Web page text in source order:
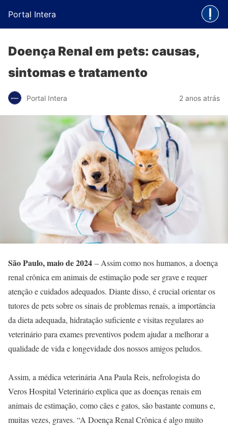
Portal Intera
Doença Renal em pets: causas,
sintomas e tratamento
Portal Intera 2 anos atrás
São Paulo, maio de 2024 – Assim como nos humanos, a doença
renal crônica em animais de estimação pode ser grave e requer
atenção e cuidados adequados. Diante disso, é crucial orientar os
tutores de pets sobre os sinais de problemas renais, a importância
da dieta adequada, hidratação suficiente e visitas regulares ao
veterinário para exames preventivos podem ajudar a melhorar a
qualidade de vida e longevidade dos nossos amigos peludos.
Assim, a médica veterinária Ana Paula Reis, nefrologista do
Veros Hospital Veterinário explica que as doenças renais em
animais de estimação, como cães e gatos, são bastante comuns e,
muitas vezes, graves. “A Doença Renal Crônica é algo muito